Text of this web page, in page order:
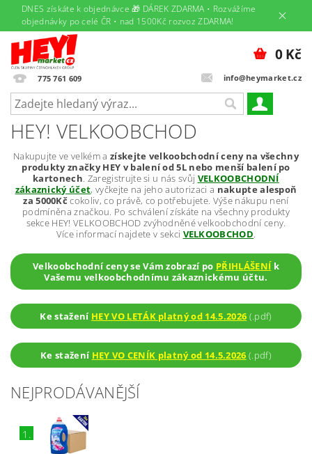
DNES získáte k objednávce 🎁 DÁREK ZDARMA • Rozvážíme
objednávky po celé ČR • nad 1500Kč rozvoz ZDARMA!
775 761 609 info@heymarket.cz
0 Kč
HEY! VELKOOBCHOD
Nakupujte ve velkém a získejte velkoobchodní ceny na všechny
produkty značky HEY v balení od 5L nebo menší balení po
kartonech . Zaregistrujte si u nás svůj VELKOOBCHODNÍ
zákaznický účet, vyčkejte na jeho autorizaci a nakupte alespoň
za 5000Kčcokoliv, co právě, co potřebujete. Výše nákupu není
podmíněna značkou. Po schválení získáte na všechny produkty
sekce HEY! VELKOOBCHOD zvýhodněné velkoobchodní ceny.
Více informací najdete v sekci VELKOOBCHOD
Velkoobchodní ceny se Vám zobrazí po PŘIHLÁŠENÍ k
Vašemu velkoobchodnímu zákaznickému účtu.
Ke stažení HEY VO LETÁK platný od 14.5.2026 (.pdf)
Ke stažení HEY VO CENÍK platný od 14.5.2026 (.pdf)
NEJPRODÁVANĚJŠÍ
1.